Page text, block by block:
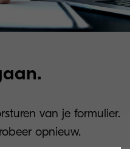
van je formulier.
opnieuw.